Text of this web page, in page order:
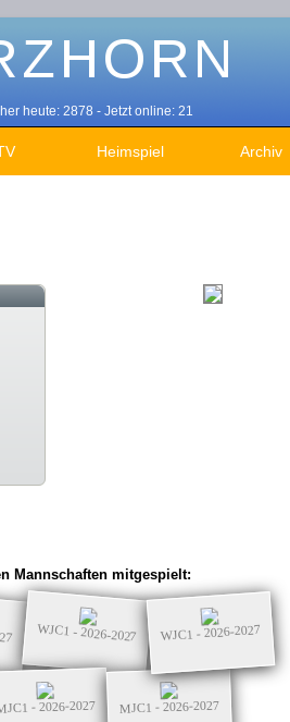
heute: 2878 - Jetzt online: 21
Heimspiel Archiv
Mannschaften mitgespielt:
WJC1 - 2026-2027 WJC1 - 2026-2027
- 2026-2027 MJC1 - 2026-2027